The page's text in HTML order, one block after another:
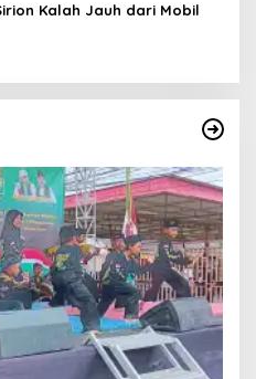
Kalah Jauh dari Mobil